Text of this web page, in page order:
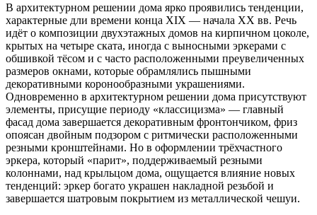
В архитектурном решении дома ярко проявились тенденции,
характерные дли времени конца XIX — начала XX вв. Речь
идёт о композиции двухэтажных домов на кирпичном цоколе,
крытых на четыре ската, иногда с выносными эркерами с
обшивкой тёсом и с часто расположенными преувеличенных
размеров окнами, которые обрамлялись пышными
декоративными коронообразными украшениями.
Одновременно в архитектурном решении дома присутствуют
элементы, присущие периоду «классицизма» — главный
фасад дома завершается декоративным фронтончиком, фриз
опоясан двойным подзором с ритмически расположенными
резными кронштейнами. Но в оформлении трёхчастного
эркера, который «парит», поддерживаемый резными
колоннами, над крыльцом дома, ощущается влияние новых
тенденций: эркер богато украшен накладной резьбой и
завершается шатровым покрытием из металлической чешуи.